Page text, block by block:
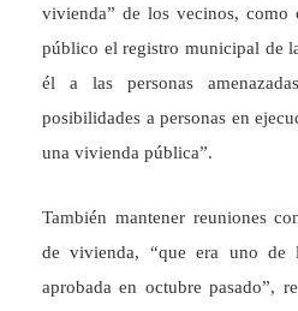
vivienda” de los vecinos, como
público el registro municipal de
él a las personas
posibilidades a personas en
una vivienda pública”.
También mantener reuniones
de vivienda, “que era uno de
aprobada en octubre pasado”,